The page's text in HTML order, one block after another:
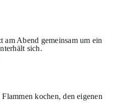
kochen, den eigenen